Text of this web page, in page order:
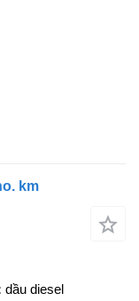
km
dầu diesel